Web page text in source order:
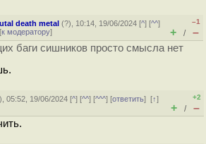
death metal (?), 10:14, 19/06/2024 [^] [^^]
к модератору]
–1
+ / –
баги сишников просто смысла нет
), 05:52, 19/06/2024 [^] [^^] [^^^] [ответить][↑]
+2
+ / –